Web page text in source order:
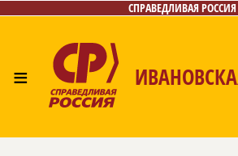
СПРАВЕДЛИВАЯ РОССИЯ
≡